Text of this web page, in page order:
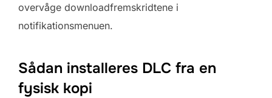
overvåge downloadfremskridtene i
notifikationsmenuen.
Sådan installeres DLC fra en
fysisk kopi